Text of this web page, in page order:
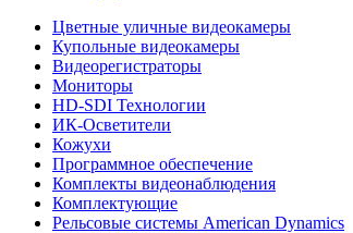
Цветные уличные видеокамеры
Купольные видеокамеры
Видеорегистраторы
Мониторы
HD-SDI Технологии
ИК-Осветители
Кожухи
Программное обеспечение
Комплекты видеонаблюдения
Комплектующие
Рельсовые системы American Dynamics